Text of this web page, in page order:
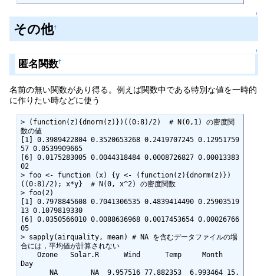
↑
その他†
↑
匿名関数†
名前の無い関数があり得る。例えば関数中である特別な値を一時的
に作りたい時などに使う
> (function(z){dnorm(z)})((0:8)/2)  # N(0,1) の密度関
数の値
[1] 0.3989422804 0.3520653268 0.2419707245 0.12951759
57 0.0539909665
[6] 0.0175283005 0.0044318484 0.0008726827 0.00013383
02
> foo <- function (x) {y <- (function(z){dnorm(z)})
((0:8)/2); x*y}  # N(0, x^2) の密度関数
> foo(2)
[1] 0.7978845608 0.7041306535 0.4839414490 0.25903519
13 0.1079819330
[6] 0.0350566010 0.0088636968 0.0017453654 0.00026766
05
> sapply(airquality, mean) # NA を含むデータファイルの場
合には，平均値が計算されない
Day